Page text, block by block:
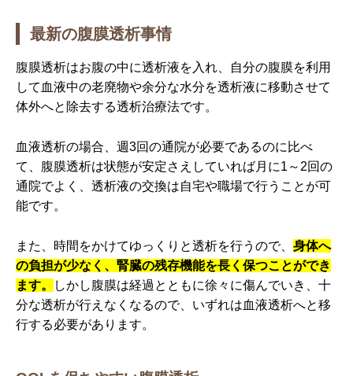
最新の腹膜透析事情
腹膜透析はお腹の中に透析液を入れ、自分の腹膜を利用
して血液中の老廃物や余分な水分を透析液に移動させて
体外へと除去する透析治療法です。
血液透析の場合、週3回の通院が必要であるのに比べ
て、腹膜透析は状態が安定さえしていれば月に1～2回の
通院でよく、透析液の交換は自宅や職場で行うことが可
能です。
また、時間をかけてゆっくりと透析を行うので、 身体へ
の負担が少なく、腎臓の残存機能を長く保つことができ
ます。
しかし腹膜は経過とともに徐々に傷んでいき、十
分な透析が行えなくなるので、いずれは血液透析へと移
行する必要があります。